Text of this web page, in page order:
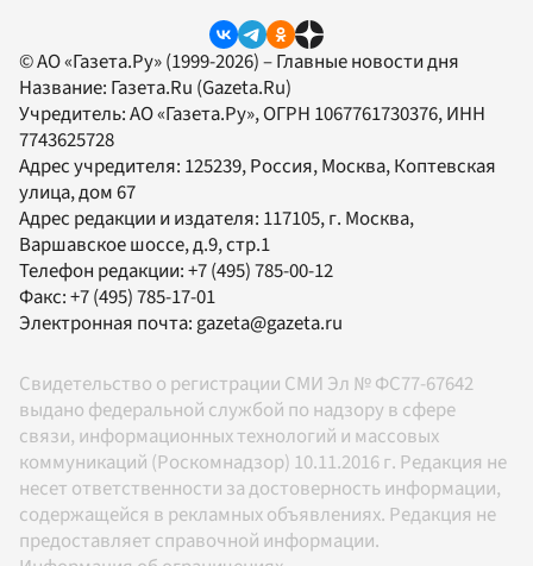
© АО «Газета.Ру» (1999-2026) – Главные новости дня
Название: Газета.Ru (Gazeta.Ru)
Учредитель:АО «Газета.Ру», ОГРН 1067761730376, ИНН
7743625728
Адрес учредителя: 125239, Россия, Москва, Коптевская
улица, дом 67
Адрес редакции и издателя: 117105, г. Москва,
Варшавское шоссе, д.9, стр.1
Телефон редакции:+7 (495) 785-00-12
Факс:+7 (495) 785-17-01
Электронная почта:gazeta@gazeta.ru
Свидетельство о регистрации СМИ Эл № ФС77-67642
выдано федеральной службой по надзору в сфере
связи, информационных технологий и массовых
коммуникаций (Роскомнадзор) 10.11.2016 г. Редакция не
несет ответственности за достоверность информации,
содержащейся в рекламных объявлениях. Редакция не
предоставляет справочной информации.